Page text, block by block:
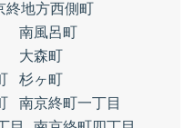
終地方西側町
南風呂町
大森町
杉ヶ町
南京終町一丁目